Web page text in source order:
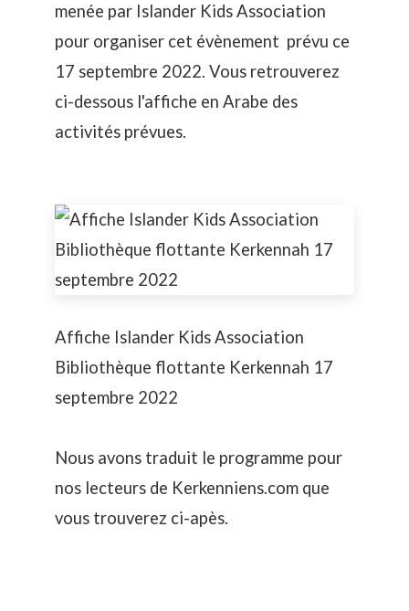
menée par Islander Kids Association
pour organiser cet évènement prévu ce
17 septembre 2022. Vous retrouverez
ci-dessous l'affiche en Arabe des
activités prévues.
Affiche Islander Kids Association
Bibliothèque flottante Kerkennah 17
septembre 2022
Nous avons traduit le programme pour
nos lecteurs de Kerkenniens.com que
vous trouverez ci-apès.